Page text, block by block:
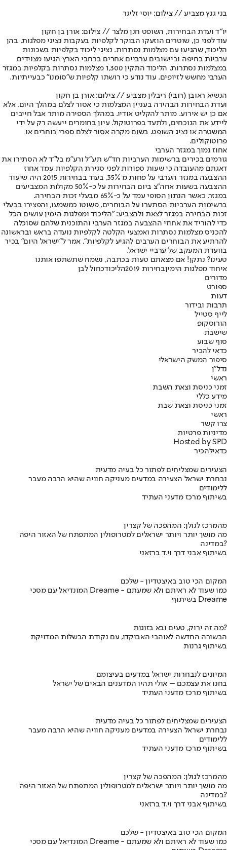
בני גנץ מצביע // צילום: יוסי זליגר
יו"ד ועדת הבחירות, השופט חנן מלצר // צילום: אורן בן חקון
עוד לפני כן, שוטרים הוזעקו הבוקר לקלפיות בעקבות נציגי מפלגות, בהן
הליכוד, שהגיעו עם מצלמות נסתרות. נציגי ליכוד בקלפיות בשכונות
ערביות בחיפה וביישובים ערביים אחרים ברחבי הארץ הגיעו מצוידים
במצלמות נסתרות. הליכוד התקין 1,300 מצלמות נסתרות בקלפיות במגזר
הערבי מחשש לזיופים. עוד נודע כי רושתו קלפיות ש"סומנו" כבעייתיות.
הנשיא ראובן (רובי) ריבלין מצביע // צילום: אורן בן חקון
ועדת הבחירות הבהירה בעניין המצלמות כי אסור לצלם במהלך היום, אלא
אם כן יש אירוע. מותר להקליט אודיו. במהלך הספירה מותר אבל חייבים
ליידע את הנוכחים, ולתעד בפרוטוקול. עיון בחומרים ייעשה רק על ידי
המשטרה או נציג השופט. בשום מקרה אסור לצלם ספרי בוחרים או
פרוטוקולים.
אחוז נמוך במגזר הערבי
גורמים בכירים ברשימות הערביות חד״ש תע״ל ורע״מ בל״ד לא הסתירו את
דאגתם מהעובדה כי שעות ספורות לפני סגירת הקלפיות עמד אחוז
ההצבעה במגזר הערבי על פחות מ 35%, בעוד בבחירות 2015 היה שיעור
ההצבעה בשעות אחה"צ ביום הבחירות על כ-50% מקולות המצביעים
במגזר, כאשר הנתון הסופי עמד על כ-65% מבעלי זכות הבחירה.
ברשימות הערביות הסתערו על הבוחרים, פשוטו כמשמעו, והפצירו בבעלי
זכות הבחירה במגזר לצאת ולהצביע: "הליכוד ומפלגות הימין עושים הכל
כדי להוריד את אחוזי ההצבעה במגזר הערבי והתוכנית שלהם שסוכלה
להכניס מצלמות נסתרות ואמצעי הקלטה לקלפיות נועדה בראש ובראשונה
להרתיע את הבוחרים הערבים להגיע לקלפיות", אמר ל"ישראל היום" בכיר
בוועדת המעקב של ערביי ישראל.
טעינו? נתקן! אם מצאתם טעות בכתבה, נשמח שתשתפו אותנו
איחוד מפלגות הימיןבחירות 2019 הליכודכחול לבן
מדורים
ספורט
דעות
תרבות ובידור
לייף סטייל
הורוסקופ
שישבת
סוף שבוע
כדאי להכיר
סיפור המשק הישראלי
נדל"ן
ראשי
זמני כניסת וצאת השבת
מידע כללי
זמני כניסת וצאת שבת
ראשי
צרו קשר
מדיניות פרטיות
Hosted by SPD
כדאילהכיר
הצעירים שמצליחים לפתור כל בעיה מדעית
נבחרת ישראל הצעירה במדעים מעניקה חוויה שהיא הרבה מעבר
ללימודים
בשיתוף מרכז מדעני העתיד
מהמרכז לגולן: המהפכה של קצרין
מה מושך יותר ויותר ישראלים למטרופולין המתפתח של האזור היפה
במדינה?
בשיתוף אבני דרך וי.ד ברזאני
המקום הכי טוב באיצטדיון - שלכם
המונדיאל עם מסכי Dreame - כמו שעוד לא ראיתם ולא שמעתם
בשיתוף Dreame
מה זה ירוק, טעים ובא בזוגות?
הבשורה החדשה לאוהבי האבוקדו, עם נקודת הבשלות המדויקת
בשיתוף גרנות
המיונים לנבחרות ישראל במדעים בעיצומם
בחנו את עצמכם – אולי תהיו המדענים הבאים של ישראל
בשיתוף מרכז מדעני העתיד
הצעירים שמצליחים לפתור כל בעיה מדעית
נבחרת ישראל הצעירה במדעים מעניקה חוויה שהיא הרבה מעבר
ללימודים
בשיתוף מרכז מדעני העתיד
מהמרכז לגולן: המהפכה של קצרין
מה מושך יותר ויותר ישראלים למטרופולין המתפתח של האזור היפה
במדינה?
בשיתוף אבני דרך וי.ד ברזאני
המקום הכי טוב באיצטדיון - שלכם
המונדיאל עם מסכי Dreame - כמו שעוד לא ראיתם ולא שמעתם